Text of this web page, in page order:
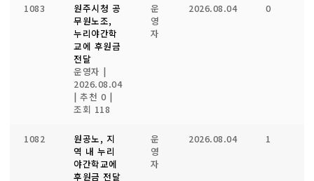
1083
원주시청 공
무원노조,
누리야간학
교에 후원금
전달
운영자 |
2026.08.04
| 추천 0 |
조회 118
운
영
자
2026.08.04 0
1082
원공노, 지
역 내 누리
야간학교에
후원금 전달
운
영
자
2026.08.04 1